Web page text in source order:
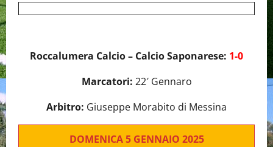
Roccalumera Calcio – Calcio Saponarese: 1-0
Marcatori: 22′ Gennaro
Arbitro: Giuseppe Morabito di Messina
DOMENICA 5 GENNAIO 2025